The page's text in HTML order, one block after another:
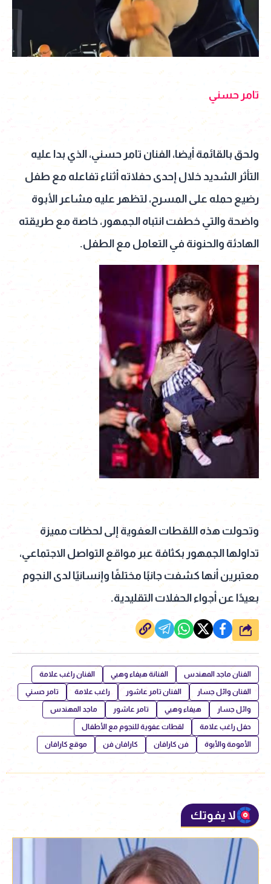
تامر حسني
ولحق بالقائمة أيضا، الفنان تامر حسني، الذي بدا عليه
التأثر الشديد خلال إحدى حفلاته أثناء تفاعله مع طفل
رضيع حمله على المسرح، لتظهر عليه مشاعر الأبوة
واضحة والتي خطفت انتباه الجمهور، خاصة مع طريقته
الهادئة والحنونة في التعامل مع الطفل.
وتحولت هذه اللقطات العفوية إلى لحظات مميزة
تداولها الجمهور بكثافة عبر مواقع التواصل الاجتماعي،
معتبرين أنها كشفت جانبًا مختلفًا وإنسانيًا لدى النجوم
بعيدًا عن أجواء الحفلات التقليدية.
شارك
الفنان ماجد المهندس الفنانة هيفاء وهبي الفنان راغب علامة
الفنان وائل جسار الفنان تامر عاشور راغب علامة تامر حسني
وائل جسار هيفاء وهبي تامر عاشور ماجد المهندس
حفل راغب علامة لقطات عفوية للنجوم مع الأطفال
الأمومة والأبوة فن كارافان كارافان فن موقع كارافان
لا يفوتك